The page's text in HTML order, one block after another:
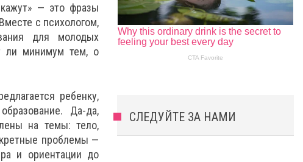
— это фразы
с психологом,
для молодых
ли минимум тем, о
ребенку,
Да-да,
на темы: тело,
проблемы —
и ориентации до
СЛЕДУЙТЕ ЗА НАМИ